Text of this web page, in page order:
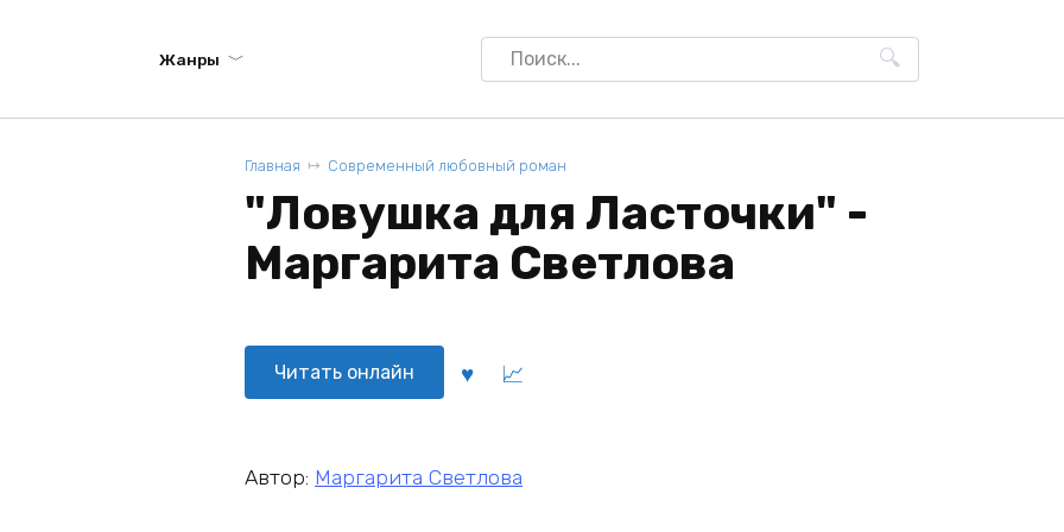
Жанры
Search
for:
Главная Современный любовный роман
"Ловушка для Ласточки" -
Маргарита Светлова
Читать онлайн
Автор: Маргарита Светлова